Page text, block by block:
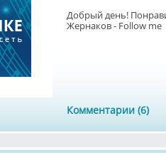
Добрый день!
Жернаков - Follow me
Комментарии (6)